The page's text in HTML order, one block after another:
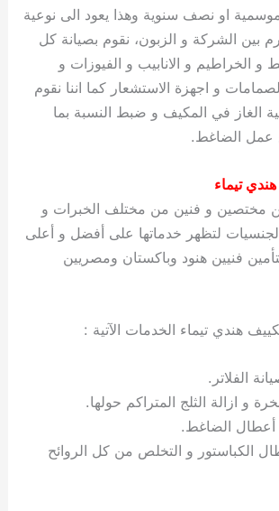
او نصف سنوية وهذا يعود الى نوعية
بين الشركة و الزبون، نقوم بصيانة كل
و الخراطيم و الانابيب و الفيوزات و
و اجهزة الاستشعار كما اننا نقوم
الغاز في المكيف و ضبط النسبة بما
عمل الضاغط.
تيماء
مختصين و فنين من مختلف الخبرات و
لتظهر خدماتها على أفضل و أعلى
فنيين هنود وباكستان ومصريين
هندي تيماء الخدمات الآتية :
الفلاتر.
و ازالة الثلج المتراكم حولها.
أعطال الضاغط.
الكباستور و التخلص من كل الروائح